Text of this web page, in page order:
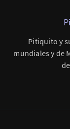
Pitiquito y
mundiales y de